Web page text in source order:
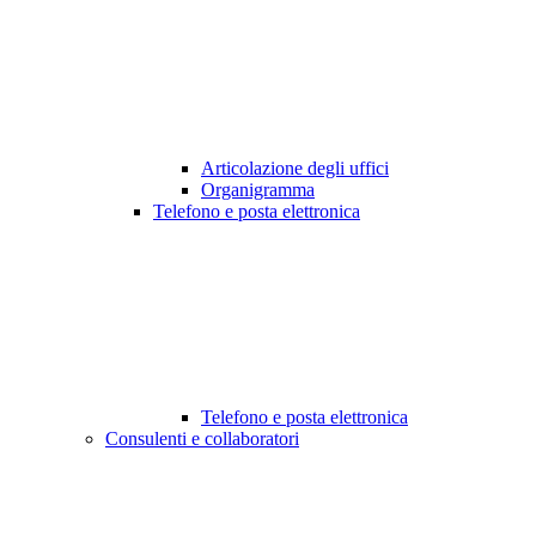
Articolazione degli uffici
Organigramma
Telefono e posta elettronica
Telefono e posta elettronica
Consulenti e collaboratori